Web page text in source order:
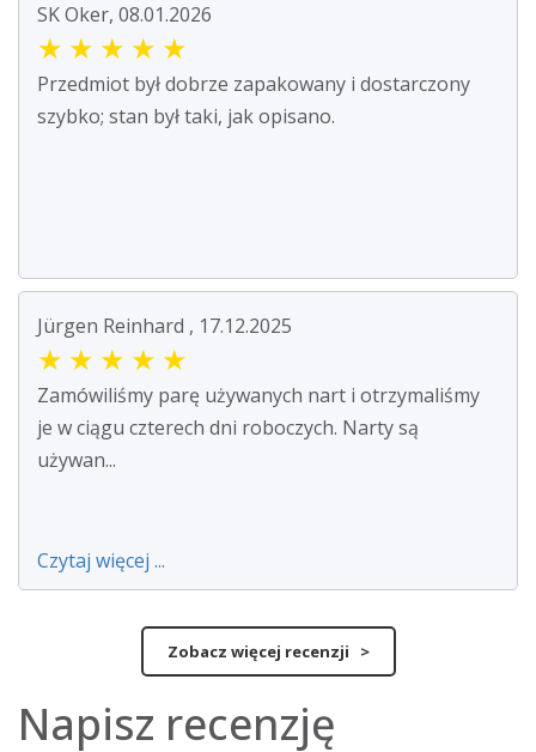
SK Oker, 08.01.2026
★ ★ ★ ★ ★
Przedmiot był dobrze zapakowany i dostarczony
szybko; stan był taki, jak opisano.
Jürgen Reinhard , 17.12.2025
★ ★ ★ ★ ★
Zamówiliśmy parę używanych nart i otrzymaliśmy
je w ciągu czterech dni roboczych. Narty są
używan...
Czytaj więcej ...
Zobacz więcej recenzji >
Napisz recenzję